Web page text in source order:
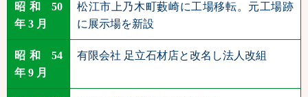
昭和 50
年 3 月
松江市上乃木町藪崎に工場移転。元工場跡
に展示場を新設
昭和 54
年 9 月
有限会社 足立石材店と改名し法人改組